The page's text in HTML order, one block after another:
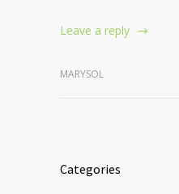
Leave a reply
MARYSOL
Categories